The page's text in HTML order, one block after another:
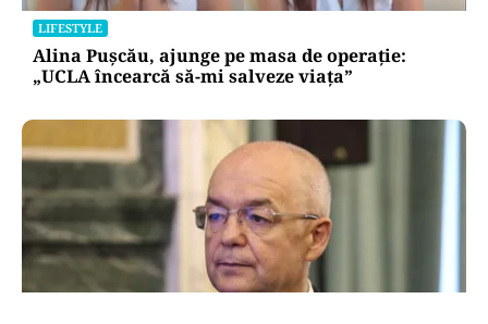
LIFESTYLE
Alina Pușcău, ajunge pe masa de operație:
„UCLA încearcă să-mi salveze viața”